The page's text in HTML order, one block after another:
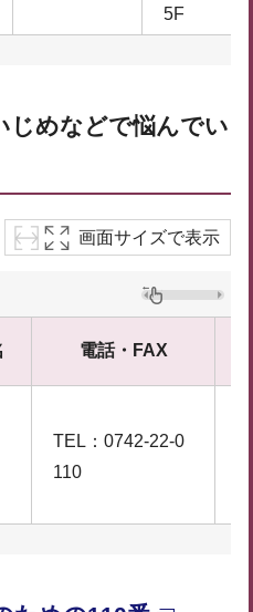
5F
じめなどで悩んでい
画面サイズで表示
電話・FAX
TEL：0742-22-0
110